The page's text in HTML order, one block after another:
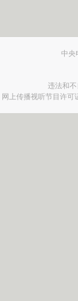
中央
违法和
网上传播视听节目许可